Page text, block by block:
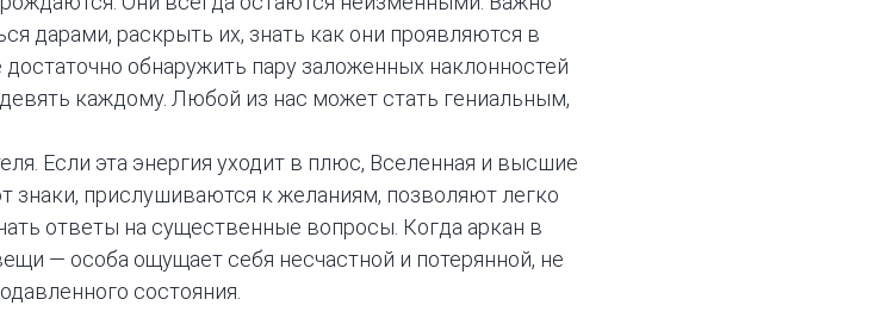
дарами, раскрыть их, знать как они проявляются в
обнаружить пару заложенных наклонностей
каждому. Любой из нас может стать гениальным,
Если эта энергия уходит в плюс, Вселенная и высшие
прислушиваются к желаниям, позволяют легко
ответы на существенные вопросы. Когда аркан в
— особа ощущает себя несчастной и потерянной, не
состояния.